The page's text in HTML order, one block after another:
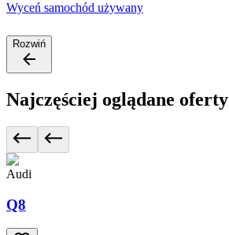
Wyceń samochód używany
Rozwiń
Najczęściej oglądane oferty
Audi
Q8